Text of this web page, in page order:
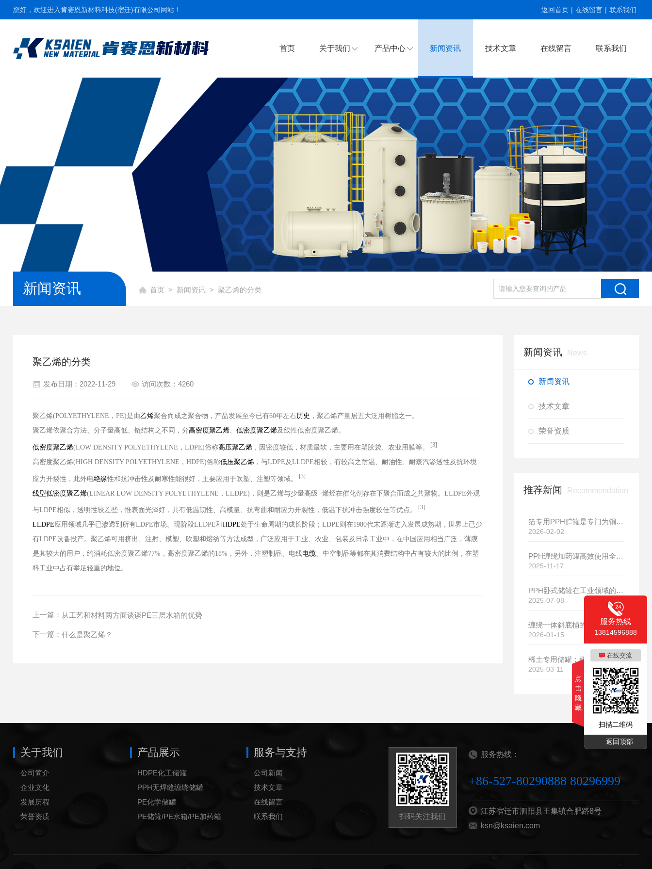
您好，欢迎进入肯赛恩新材料科技(宿迁)有限公司网站！ 返回首页 | 在线留言 | 联系我们
首页 关于我们 产品中心 新闻资讯 技术文章 在线留言 联系我们
新闻资讯 首页 > 新闻资讯> 聚乙烯的分类
聚乙烯的分类
发布日期：2022-11-29 访问次数：4260
聚乙烯(POLYETHYLENE ， PE)是由乙烯聚合而成之聚合物，产品发展至今已有60年左右历史 ，聚乙烯产量居五大泛用树脂之一。
聚乙烯依聚合方法、分子量高低、链结构之不同，分高密度聚乙烯、 低密度聚乙烯及线性低密度聚乙烯。
低密度聚乙烯(LOW DENSITY POLYETHYLENE ， LDPE)俗称高压聚乙烯，因密度较低，材质最软，主要用在塑胶袋、农业用膜等。 [3]
高密度聚乙烯(HIGH DENSITY POLYETHYLENE ， HDPE)俗称低压聚乙烯，与LDPE 及LLDPE相较，有较高之耐温、耐油性、耐蒸汽渗透性及抗环境
应力开裂性，此外电绝缘性和抗冲击性及耐寒性能很好，主要应用于吹塑、注塑等领域。 [3]
线型低密度聚乙烯(LINEAR LOW DENSITY POLYETHYLENE ， LLDPE) ，则是乙烯与少量高级 -烯烃在催化剂存在下聚合而成之共聚物。 LLDPE外观
与LDPE相似，透明性较差些，惟表面光泽好，具有低温韧性、高模量、抗弯曲和耐应力开裂性，低温下抗冲击强度较佳等优点。 [3]
LLDPE应用领域几乎已渗透到所有LDPE市场。现阶段LLDPE和HDPE处于生命周期的成长阶段； LDPE则在1980代末逐渐进入发展成熟期，世界上已少
有LDPE设备投产。聚乙烯可用挤出、注射、模塑、吹塑和熔纺等方法成型，广泛应用于工业、农业、包装及日常工业中，在中国应用相当广泛，薄膜
是其较大的用户，约消耗低密度聚乙烯77% ，高密度聚乙烯的18% ，另外，注塑制品、电线电缆、中空制品等都在其消费结构中占有较大的比例，在塑
料工业中占有举足轻重的地位。
上一篇： 从工艺和材料两方面谈谈PE三层水箱的优势
下一篇： 什么是聚乙烯？
新闻资讯 News
新闻资讯
技术文章
荣誉资质
推荐新闻 Recommendation
箔专用PPH贮罐是专门为铜箔生产工艺量身打造的存储设备
2026-02-02
PPH缠绕加药罐高效使用全指南：从安装到维护的实用技巧
2025-11-17
PPH卧式储罐在工业领域的应用与设计要点解析
2025-07-08
缠绕一体斜底桶的相关知识介绍
2026-01-15
稀土专用储罐：稀土界的'保鲜盒'，让稀土更耐用、更值钱！
2025-03-11
关于我们
公司简介
企业文化
发展历程
荣誉资质
产品展示
HDPE化工储罐
PPH无焊缝缠绕储罐
PE化学储罐
PE储罐/PE水箱/PE加药箱
服务与支持
公司新闻
技术文章
在线留言
联系我们
扫码关注我们
服务热线：
+86-527-80290888 80296999
江苏宿迁市泗阳县王集镇合肥路8号
ksn@ksaien.com
服务热线
13814596888
在线交流
点
击
隐
藏
扫描二维码
返回顶部